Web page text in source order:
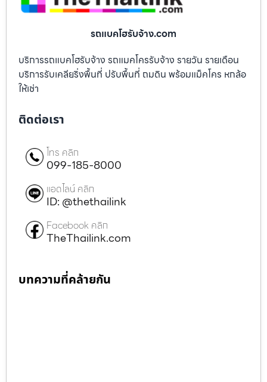
รถแบคโฮรับจ้าง.com
บริการรถแบคโฮรับจ้าง รถแมคโครรับจ้าง รายวัน รายเดือน
บริการรับเคลียริ่งพื้นที่ ปรับพื้นที่ ถมดิน พร้อมแม็คโคร หกล้อ
ให้เช่า
ติดต่อเรา
โทร คลิก
099-185-8000
แอดไลน์ คลิก
ID: @thethailink
Facebook คลิก
TheThailink.com
บทความที่คล้ายกัน